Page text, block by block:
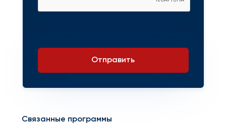
Отправить
Связанные программы